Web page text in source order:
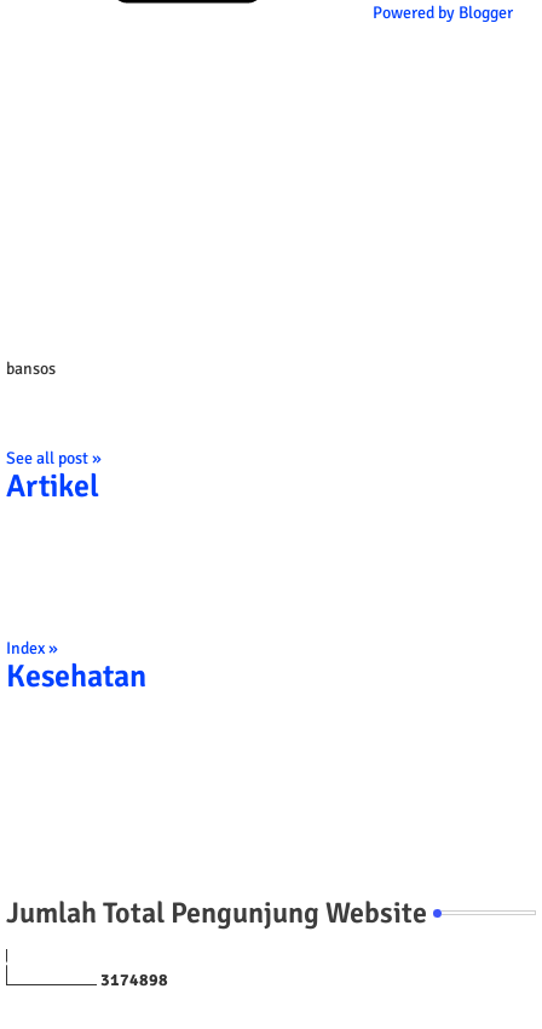
Powered by Blogger
bansos
See all post »
Artikel
Index »
Kesehatan
Jumlah Total Pengunjung Website
3174898